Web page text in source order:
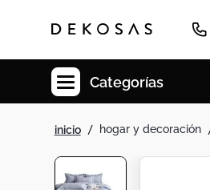
Categorías
hogar y decoración